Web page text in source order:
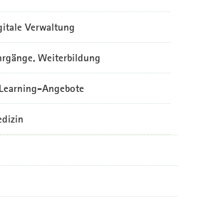
Verwaltung
Weiterbildung
Angebote